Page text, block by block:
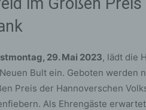
29. Mai 2023, lädt die
Bult ein. Geboten werden
Preis der Hannoverschen
Als Ehrengäste